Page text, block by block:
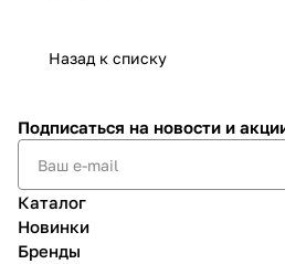
Назад к списку
Подписаться на новости и
Каталог
Новинки
Бренды